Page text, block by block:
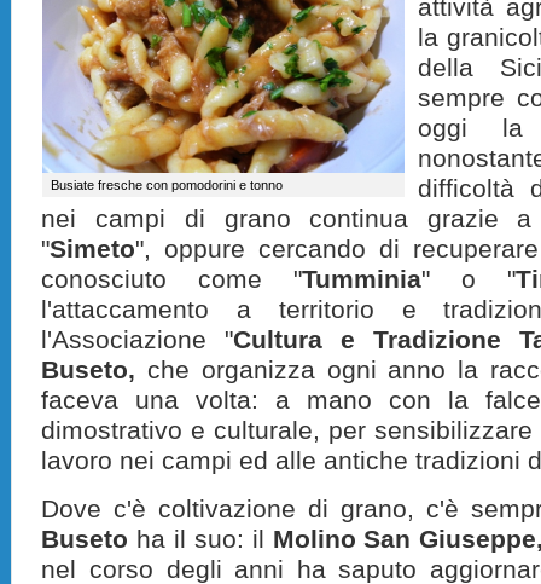
Busiate fresche con pomodorini e tonno
attività
la
della
sempre
oggi la
difficoltà
nei campi di grano continua grazie a
"Simeto", oppure cercando di
conosciuto come "Tumminia" o "
l'attaccamento a territorio e
l'Associazione "Cultura e Tradizione
Buseto, che organizza ogni anno la
faceva una volta: a mano con la
dimostrativo e culturale, per
lavoro nei campi ed alle antiche tradizioni
Dove c'è coltivazione di grano, c'è
Buseto ha il suo: il Molino San
nel corso degli anni ha saputo